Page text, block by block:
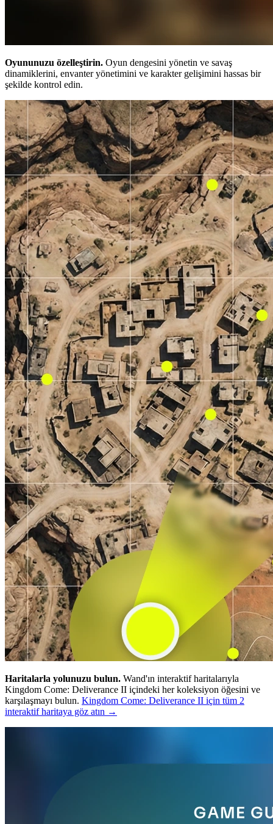
Oyununuzu özelleştirin. Oyun dengesini yönetin ve savaş
dinamiklerini, envanter yönetimini ve karakter gelişimini hassas bir
şekilde kontrol edin.
Haritalarla yolunuzu bulun. Wand'ın interaktif haritalarıyla
Kingdom Come: Deliverance II içindeki her koleksiyon öğesini ve
karşılaşmayı bulun. Kingdom Come: Deliverance II için tüm 2
interaktif haritaya göz atın →